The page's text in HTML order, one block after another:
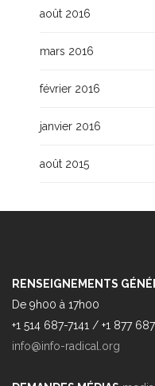
août 2016
mars 2016
février 2016
janvier 2016
août 2015
RENSEIGNEMENTS
De 9h00 à 17h00
+1 514 687-7141 / +1 877
info@info-radical.org